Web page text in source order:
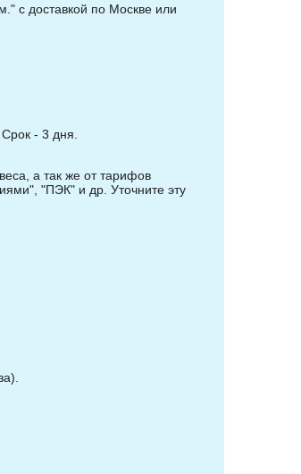
с доставкой по Москве или
- 3 дня.
а так же от тарифов
"ПЭК" и др. Уточните эту